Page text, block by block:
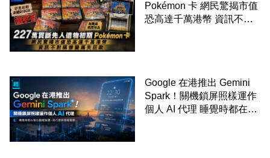
Pokémon 卡 網民驚揭市值
恐高達千萬港幣 資訊不對
Google 在港推出 Gemini
Spark！關機鎖屏照樣運作
個人 AI 代理 睡覺時都在幫